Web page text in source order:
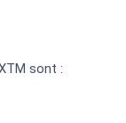
sont :